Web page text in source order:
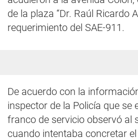
de la plaza “Dr. Raúl Ricardo
requerimiento del SAE-911.
De acuerdo con la
inspector de la Policía que se
franco de servicio observó al
cuando intentaba concretar